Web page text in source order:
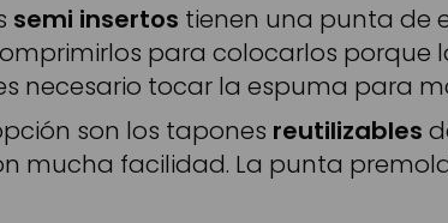
semi insertos tienen una punta de
para colocarlos porque
necesario tocar la espuma para
son los tapones reutilizables
mucha facilidad. La punta